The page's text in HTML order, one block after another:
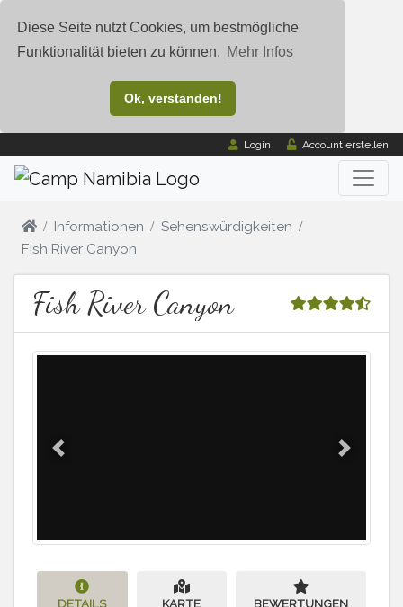
Diese Seite nutzt Cookies, um bestmögliche
Funktionalität bieten zu können. Mehr Infos
Ok, verstanden!
Login Account erstellen
Informationen
Sehenswürdigkeiten
Fish River Canyon
Fish River Canyon
Previous Next
DETAILS KARTE BEWERTUNGEN